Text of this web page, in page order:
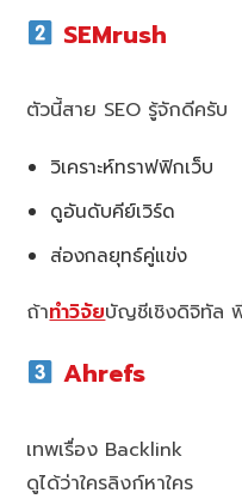
SEMrush
ตัวนี้สาย SEO รู้จักดีครับ
วิเคราะห์ทราฟฟิกเว็บ
ดูอันดับคีย์เวิร์ด
ส่องกลยุทธ์คู่แข่ง
ถ้าทำวิจัยบัญชีเชิงดิจิทัล
Ahrefs
เทพเรื่อง Backlink
ดูได้ว่าใครลิงก์หาใคร